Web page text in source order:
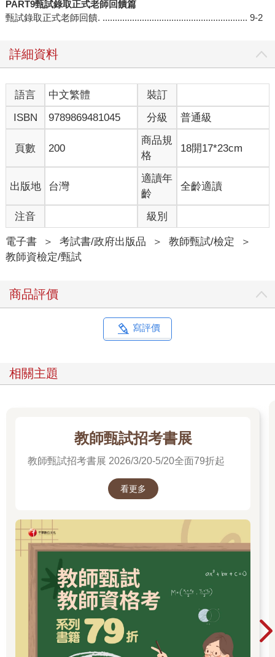
PART9甄試錄取正式老師回饋篇
甄試錄取正式老師回饋. ........................................................... 9-2
詳細資料
語言 中文繁體
裝訂
ISBN
9789869481045 分級 普通級
頁數 200
商品規
格
18開17*23cm
出版地 台灣
適讀年
齡
全齡適讀
注音 級別
電子書 ＞ 考試書/政府出版品 ＞ 教師甄試/檢定
＞
教師資檢定/甄試
商品評價
寫評價
相關主題
教師甄試招考書展
教師甄試招考書展 2026/3/20-5/20全面79折起
看更多